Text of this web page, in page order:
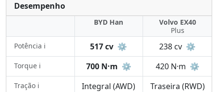
Desempenho
BYD Han
Volvo EX40
Plus
Potência ℹ️
517 cv ⚙️ 238 cv ⚙️
Torque ℹ️ 700 N·m ⚙️ 420 N·m ⚙️
Tração ℹ️ Integral (AWD) Traseira (RWD)